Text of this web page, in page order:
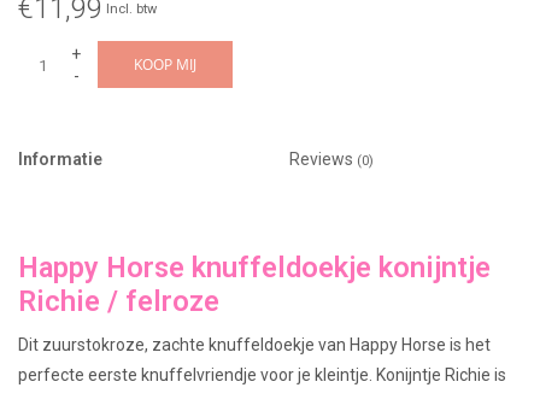
€11,99 Incl. btw
+
-
KOOP MIJ
Informatie Reviews (0)
Happy Horse knuffeldoekje konijntje
Richie / felroze
Dit zuurstokroze, zachte knuffeldoekje van Happy Horse is het
perfecte eerste knuffelvriendje voor je kleintje. Konijntje Richie is